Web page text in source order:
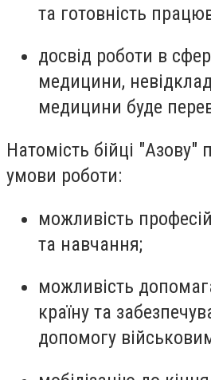
та готовність
досвід роботи в
медицини,
медицини буде
Натомість бійці "Азову"
умови роботи:
можливість
та навчання;
можливість
країну та
допомогу